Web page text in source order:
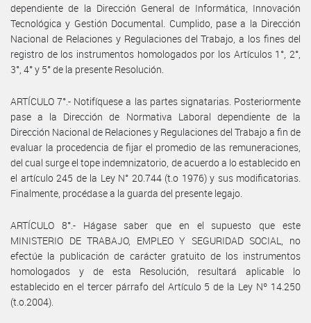
dependiente de la Dirección General de Informática, Innovación
Tecnológica y Gestión Documental. Cumplido, pase a la Dirección
Nacional de Relaciones y Regulaciones del Trabajo, a los fines del
registro de los instrumentos homologados por los Artículos 1°, 2°,
3°, 4° y 5° de la presente Resolución.
ARTÍCULO 7°.- Notifíquese a las partes signatarias. Posteriormente
pase a la Dirección de Normativa Laboral dependiente de la
Dirección Nacional de Relaciones y Regulaciones del Trabajo a fin de
evaluar la procedencia de fijar el promedio de las remuneraciones,
del cual surge el tope indemnizatorio, de acuerdo a lo establecido en
el artículo 245 de la Ley N° 20.744 (t.o 1976) y sus modificatorias.
Finalmente, procédase a la guarda del presente legajo.
ARTÍCULO 8°.- Hágase saber que en el supuesto que este
MINISTERIO DE TRABAJO, EMPLEO Y SEGURIDAD SOCIAL, no
efectúe la publicación de carácter gratuito de los instrumentos
homologados y de esta Resolución, resultará aplicable lo
establecido en el tercer párrafo del Artículo 5 de la Ley Nº 14.250
(t.o.2004).